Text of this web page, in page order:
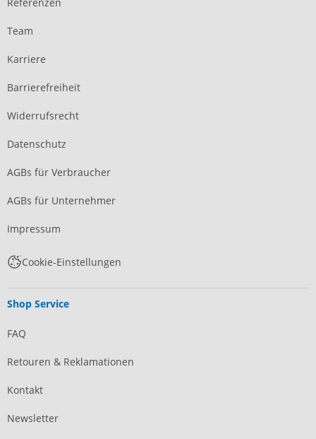
Referenzen
Team
Karriere
Barrierefreiheit
Widerrufsrecht
Datenschutz
AGBs für Verbraucher
AGBs für Unternehmer
Impressum
Cookie-Einstellungen
Shop Service
FAQ
Retouren & Reklamationen
Kontakt
Newsletter